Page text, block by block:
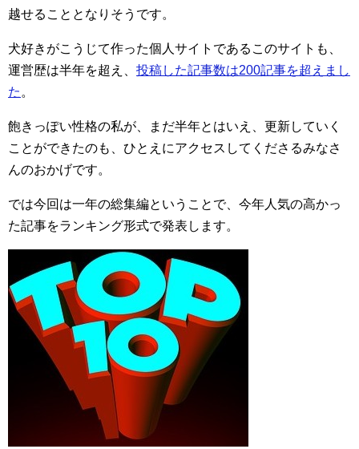
越せることとなりそうです。
犬好きがこうじて作った個人サイトであるこのサイトも、
運営歴は半年を超え、 投稿した記事数は200記事を超えまし
た 。
飽きっぽい性格の私が、まだ半年とはいえ、更新していく
ことができたのも、ひとえにアクセスしてくださるみなさ
んのおかげです。
では今回は一年の総集編ということで、今年人気の高かっ
た記事をランキング形式で発表します。